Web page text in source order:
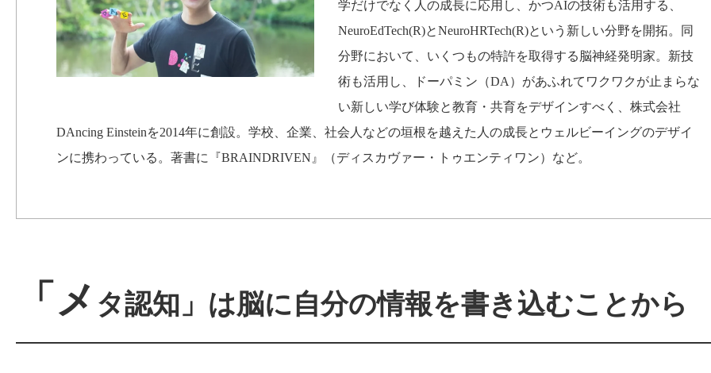
学だけでなく人の成長に応用し、かつAIの技術も活用する、
NeuroEdTech(R)とNeuroHRTech(R)という新しい分野を開拓。同
分野において、いくつもの特許を取得する脳神経発明家。新技
術も活用し、ドーパミン（DA）があふれてワクワクが止まらな
い新しい学び体験と教育・共育をデザインすべく、株式会社
DAncing Einsteinを2014年に創設。学校、企業、社会人などの垣根を越えた人の成長とウェルビーイングのデザイ
ンに携わっている。著書に『BRAINDRIVEN』（ディスカヴァー・トゥエンティワン）など。
「メ タ認知」は脳に自分の情報を書き込むことから